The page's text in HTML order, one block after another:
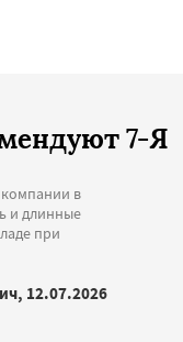
7-Я
в
и длинные
при
12.07.2026